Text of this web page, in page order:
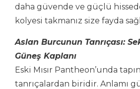
daha güvende ve güçlü
kolyesi takmanız size fayda
Aslan Burcunun Tanrıçası:
Güneş Kaplanı
Eski Mısır Pantheon’unda
tanrıçalardan biridir. Anlamı